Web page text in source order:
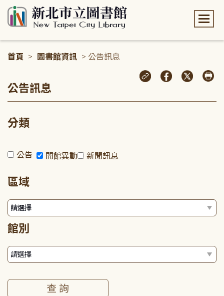
首頁 > 圖書館資訊 > 公告訊息
公告訊息
分類
公告 開館異動 新聞訊息
區域
館別